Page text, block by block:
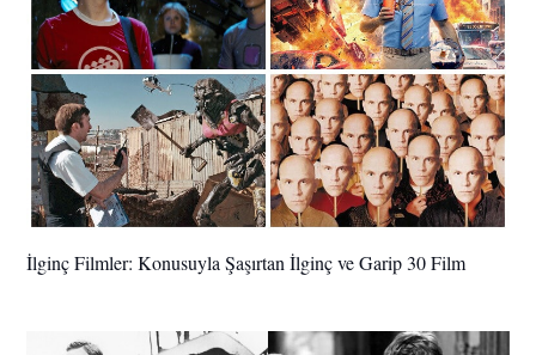
İlginç Filmler: Konusuyla Şaşırtan İlginç ve Garip 30 Film